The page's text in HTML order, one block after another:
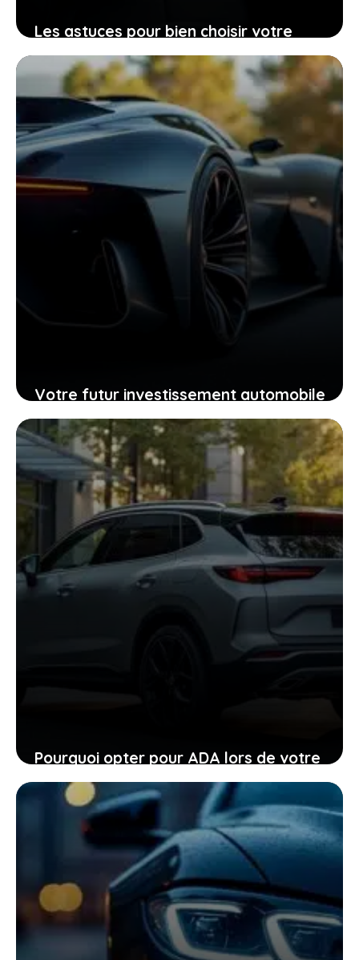
Les astuces pour bien choisir votre
Peugeot 206 d’occasion grâce à sa
fiche technique
25 janvier 2026
Votre futur investissement automobile
: pourquoi la GTR ou la RZ d’Ultima
supercar pourraient vous surprendre
24 janvier 2026
Pourquoi opter pour ADA lors de votre
location de voiture facilite chaque
étape
24 janvier 2026